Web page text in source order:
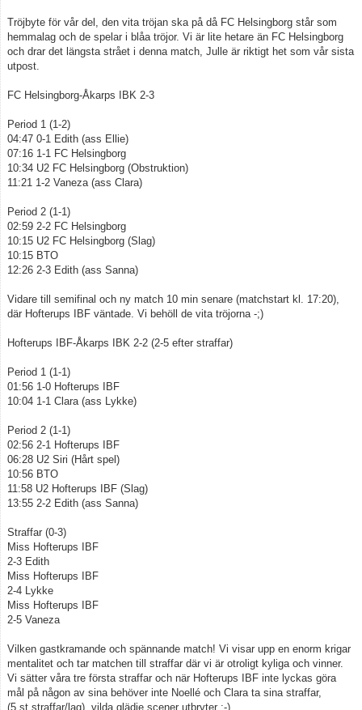
Tröjbyte för vår del, den vita tröjan ska på då FC Helsingborg står som
hemmalag och de spelar i blåa tröjor. Vi är lite hetare än FC Helsingborg
och drar det längsta strået i denna match, Julle är riktigt het som vår sista
utpost.
FC Helsingborg-Åkarps IBK 2-3
Period 1 (1-2)
04:47 0-1 Edith (ass Ellie)
07:16 1-1 FC Helsingborg
10:34 U2 FC Helsingborg (Obstruktion)
11:21 1-2 Vaneza (ass Clara)
Period 2 (1-1)
02:59 2-2 FC Helsingborg
10:15 U2 FC Helsingborg (Slag)
10:15 BTO
12:26 2-3 Edith (ass Sanna)
Vidare till semifinal och ny match 10 min senare (matchstart kl. 17:20),
där Hofterups IBF väntade. Vi behöll de vita tröjorna -;)
Hofterups IBF-Åkarps IBK 2-2 (2-5 efter straffar)
Period 1 (1-1)
01:56 1-0 Hofterups IBF
10:04 1-1 Clara (ass Lykke)
Period 2 (1-1)
02:56 2-1 Hofterups IBF
06:28 U2 Siri (Hårt spel)
10:56 BTO
11:58 U2 Hofterups IBF (Slag)
13:55 2-2 Edith (ass Sanna)
Straffar (0-3)
Miss Hofterups IBF
2-3 Edith
Miss Hofterups IBF
2-4 Lykke
Miss Hofterups IBF
2-5 Vaneza
Vilken gastkramande och spännande match! Vi visar upp en enorm krigar
mentalitet och tar matchen till straffar där vi är otroligt kyliga och vinner.
Vi sätter våra tre första straffar och när Hofterups IBF inte lyckas göra
mål på någon av sina behöver inte Noellé och Clara ta sina straffar,
(5 st straffar/lag), vilda glädje scener utbryter :-)